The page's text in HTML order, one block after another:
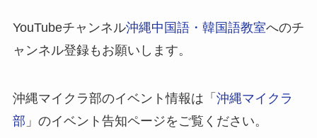
YouTubeチャンネル沖縄中国語・韓国語教室へのチ
ャンネル登録もお願いします。
沖縄マイクラ部のイベント情報は「 沖縄マイクラ
部 」のイベント告知ページをご覧ください。